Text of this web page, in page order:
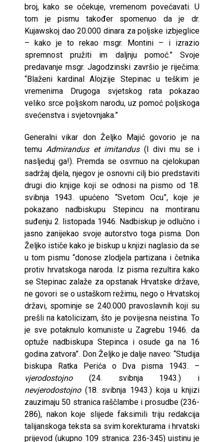
broj, kako se očekuje, vremenom povećavati. U
tom je pismu također spomenuo da je dr.
Kujawskoj dao 20.000 dinara za poljske izbjeglice
– kako je to rekao msgr. Montini – i izrazio
spremnost pružiti im daljnju pomoć.” Svoje
predavanje msgr. Jagodzinski završio je riječima:
“Blaženi kardinal Alojzije Stepinac u teškim je
vremenima Drugoga svjetskog rata pokazao
veliko srce poljskom narodu, uz pomoć poljskoga
svećenstva i svjetovnjaka.”
Generalni vikar don Željko Majić govorio je na
temuAdmirandus et imitandus (I divi mu se i
nasljeduj ga!). Premda se osvrnuo na cjelokupan
sadržaj djela, njegov je osnovni cilj bio predstaviti
drugi dio knjige koji se odnosi na pismo od 18.
svibnja 1943. upućeno “Svetom Ocu”, koje je
pokazano nadbiskupu Stepincu na montiranu
suđenju 2. listopada 1946. Nadbiskup je odlučno i
jasno zanijekao svoje autorstvo toga pisma. Don
Željko ističe kako je biskup u knjizi naglasio da se
u tom pismu “donose zlodjela partizana i četnika
protiv hrvatskoga naroda. Iz pisma rezultira kako
se Stepinac zalaže za opstanak Hrvatske države,
ne govori se o ustaškom režimu, nego o Hrvatskoj
državi, spominje se 240.000 pravoslavnih koji su
prešli na katolicizam, što je povijesna neistina. To
je sve potaknulo komuniste u Zagrebu 1946. da
optuže nadbiskupa Stepinca i osude ga na 16
godina zatvora”. Don Željko je dalje naveo: “Studija
biskupa Ratka Perića o Dva pisma 1943. –
vjerodostojno(24. svibnja 1943.) i
nevjerodostojno(18. svibnja 1943.) koja u knjizi
zauzimaju 50 stranica raščlambe i prosudbe (236-
286), nakon koje slijede faksimili triju redakcija
talijanskoga teksta sa svim korekturama i hrvatski
prijevod (ukupno 109 stranica: 236-345) uistinu je